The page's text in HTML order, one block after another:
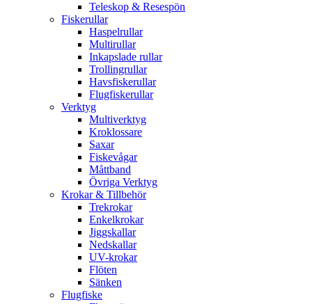
Teleskop & Resespön
Fiskerullar
Haspelrullar
Multirullar
Inkapslade rullar
Trollingrullar
Havsfiskerullar
Flugfiskerullar
Verktyg
Multiverktyg
Kroklossare
Saxar
Fiskevågar
Måttband
Övriga Verktyg
Krokar & Tillbehör
Trekrokar
Enkelkrokar
Jiggskallar
Nedskallar
UV-krokar
Flöten
Sänken
Flugfiske